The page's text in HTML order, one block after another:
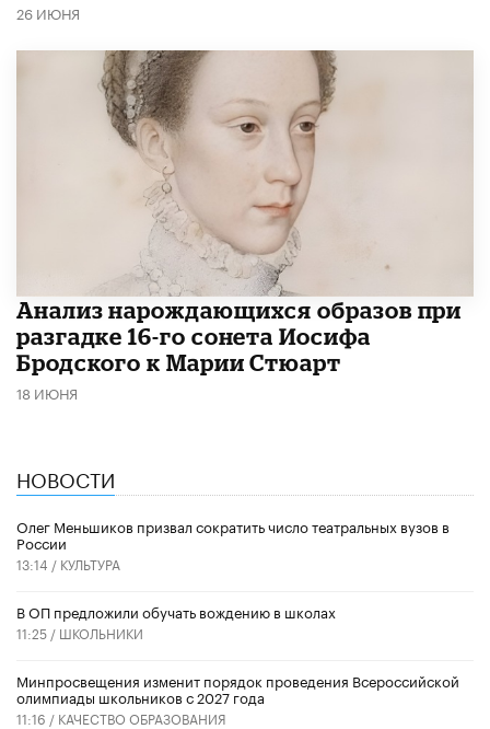
26 ИЮНЯ
Анализ нарождающихся образов при
разгадке 16-го сонета Иосифа
Бродского к Марии Стюарт
18 ИЮНЯ
НОВОСТИ
Олег Меньшиков призвал сократить число театральных вузов в
России
13:14 / КУЛЬТУРА
В ОП предложили обучать вождению в школах
11:25 / ШКОЛЬНИКИ
Минпросвещения изменит порядок проведения Всероссийской
олимпиады школьников с 2027 года
11:16 / КАЧЕСТВО ОБРАЗОВАНИЯ